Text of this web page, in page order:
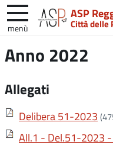
ASP
Città delle
menù
nel
Anno 2022
Allegati
Delibera 51-2023
All.1 - Del.51-2023